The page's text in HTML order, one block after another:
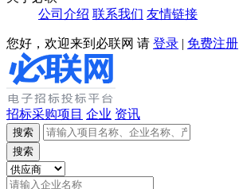
公司介绍 联系我们 友情链接
您好，欢迎来到必联网 请 登录 | 免费注册
招标采购项目 企业 资讯
搜索
搜索